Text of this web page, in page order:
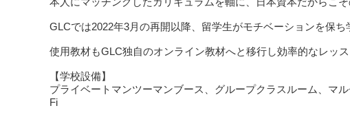
GLCでは2022年3月の再開以降、留学生がモチベーションを保
使用教材もGLC独自のオンライン教材へと移行し効率的なレッ
【学校設備】
プライベートマンツーマンブース、グループクラスルーム、マ
Fi